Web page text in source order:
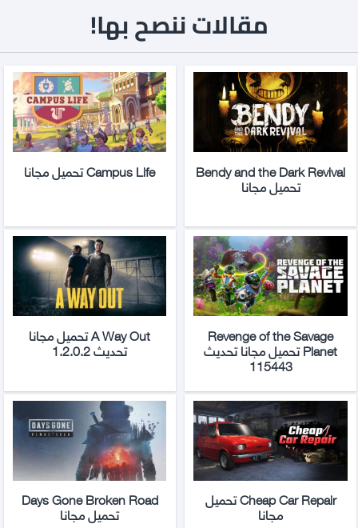
مقالات ننصح بها!
Bendy and the Dark Revival
تحميل مجانا
Campus Life تحميل مجانا
Revenge of the Savage
Planet تحميل مجانا تحديث
115443
A Way Out تحميل مجانا
تحديث 1.2.0.2
Cheap Car Repair تحميل
مجانا
Days Gone Broken Road
تحميل مجانا